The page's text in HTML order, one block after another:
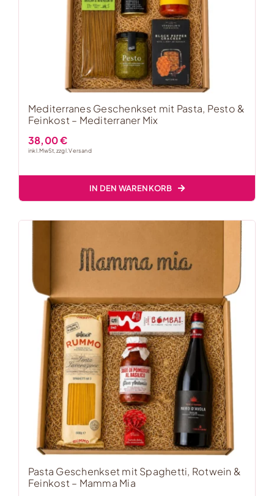
Mediterranes Geschenkset mit Pasta, Pesto &
Feinkost – Mediterraner Mix
38,00€
inkl. MwSt, zzgl.Versand
IN DEN WARENKORB
Pasta Geschenkset mit Spaghetti, Rotwein &
Feinkost – Mamma Mia